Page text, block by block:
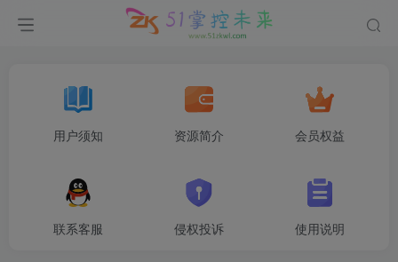
用户须知 资源简介 会员权益
联系客服 侵权投诉 使用说明